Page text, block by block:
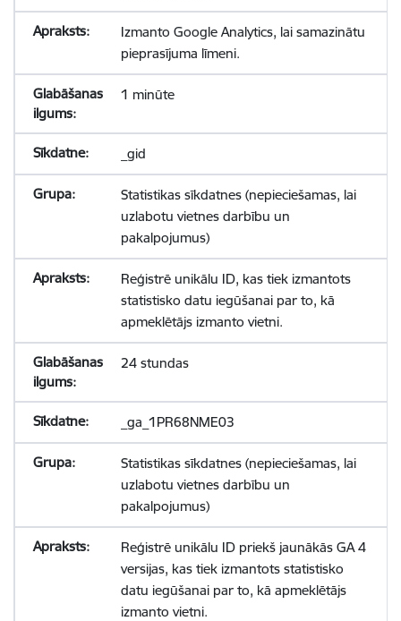
Izmanto Google Analytics, lai samazinātu
pieprasījuma līmeni.
1 minūte
_gid
Statistikas sīkdatnes (nepieciešamas, lai
uzlabotu vietnes darbību un
pakalpojumus)
Reģistrē unikālu ID, kas tiek izmantots
statistisko datu iegūšanai par to, kā
apmeklētājs izmanto vietni.
24 stundas
_ga_1PR68NME03
Statistikas sīkdatnes (nepieciešamas, lai
uzlabotu vietnes darbību un
pakalpojumus)
Reģistrē unikālu ID priekš jaunākās GA 4
versijas, kas tiek izmantots statistisko
datu iegūšanai par to, kā apmeklētājs
izmanto vietni.